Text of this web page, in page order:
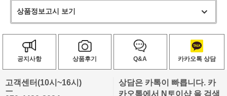
상품정보고시 보기
공지사항 상품후기 Q&A 카카오톡 상담
고객센터(10시~16시)
ㅡ
상담은 카톡이 빠릅니다. 카
카오톡에서 N토이샵 을 검색